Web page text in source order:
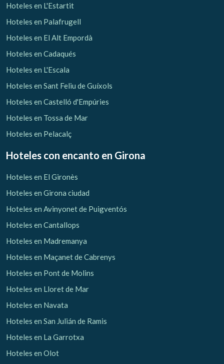
Hoteles en L'Estartit
Hoteles en Palafrugell
Hoteles en El Alt Empordà
Hoteles en Cadaqués
Hoteles en L'Escala
Hoteles en Sant Feliu de Guíxols
Hoteles en Castelló d'Empúries
Hoteles en Tossa de Mar
Hoteles en Pelacalç
Hoteles con encanto en Girona
Hoteles en El Gironès
Hoteles en Girona ciudad
Hoteles en Avinyonet de Puigventós
Hoteles en Cantallops
Hoteles en Madremanya
Hoteles en Maçanet de Cabrenys
Hoteles en Pont de Molins
Hoteles en Lloret de Mar
Hoteles en Navata
Hoteles en San Julián de Ramis
Hoteles en La Garrotxa
Hoteles en Olot